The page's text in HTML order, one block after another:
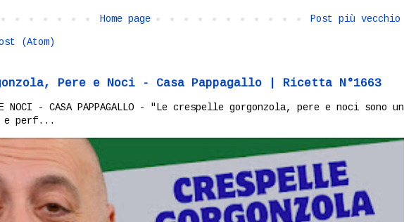
Post più vecchio
Home page
(Atom)
Pere e Noci - Casa Pappagallo | Ricetta N°1663
E NOCI - CASA PAPPAGALLO - "Le crespelle gorgonzola, pere e noci sono un
e perf...